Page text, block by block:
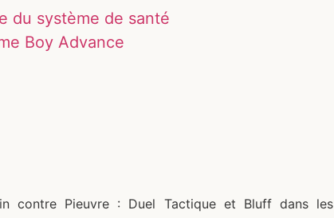
du système de santé
Boy Advance
contre Pieuvre : Duel Tactique et Bluff dans les